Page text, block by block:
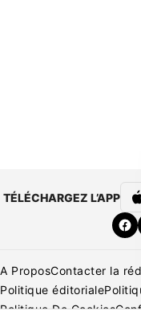
TÉLÉCHARGEZ L’APP
A ProposContacter la
Politique éditoriale
Politique De Cookies